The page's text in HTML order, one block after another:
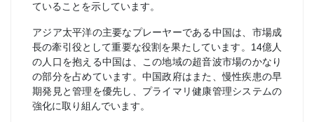
ていることを示しています。
アジア太平洋の主要なプレーヤーである中国は、市場成
長の牽引役として重要な役割を果たしています。14億人
の人口を抱える中国は、この地域の超音波市場のかなり
の部分を占めています。中国政府はまた、慢性疾患の早
期発見と管理を優先し、プライマリ健康管理システムの
強化に取り組んでいます。